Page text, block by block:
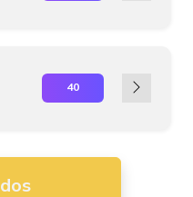
40